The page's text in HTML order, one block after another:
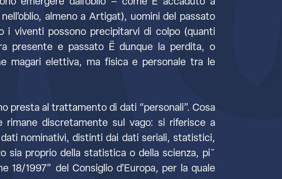
emergere dall’oblio – come Ë accaduto a
almeno a Artigat), uomini del passato
i viventi possono precipitarvi di colpo (quanti
presente e passato Ë dunque la perdita, o
magari elettiva, ma fisica e personale tra le
presta al trattamento di dati “personali”. Cosa
discretamente sul vago: si riferisce a
nominativi, distinti dai dati seriali, statistici,
sia proprio della statistica o della scienza, pi˜
18/1997” del Consiglio d’Europa, per la quale